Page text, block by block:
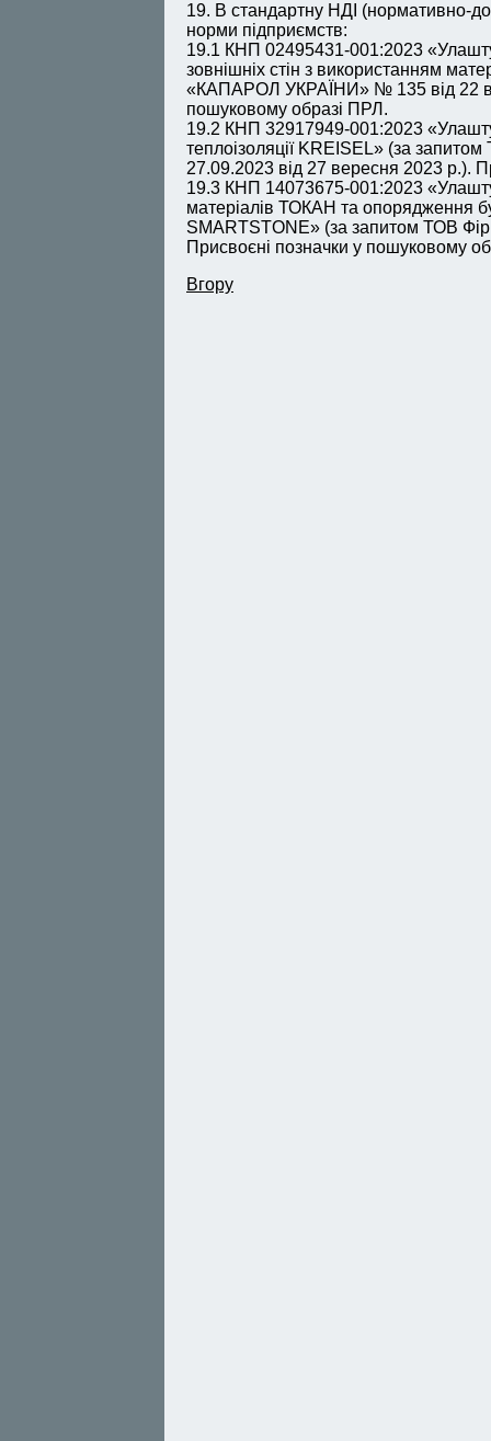
19. В стандартну НДІ (нормативно-
норми підприємств:
19.1 КНП 02495431-001:2023
зовнішніх стін з використанням
«КАПАРОЛ УКРАЇНИ» № 135 від 22
пошуковому образі ПРЛ.
19.2 КНП 32917949-001:2023
теплоізоляції KREISEL» (за
27.09.2023 від 27 вересня 2023 р.).
19.3 КНП 14073675-001:2023
матеріалів ТОКАН та опорядження
SMARTSTONE» (за запитом ТОВ
Присвоєні позначки у пошуковому
Вгору